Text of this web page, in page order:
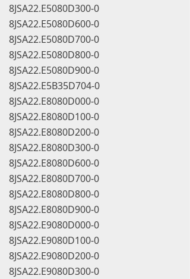
8JSA22.E5080D300-0
8JSA22.E5080D600-0
8JSA22.E5080D700-0
8JSA22.E5080D800-0
8JSA22.E5080D900-0
8JSA22.E5B35D704-0
8JSA22.E8080D000-0
8JSA22.E8080D100-0
8JSA22.E8080D200-0
8JSA22.E8080D300-0
8JSA22.E8080D600-0
8JSA22.E8080D700-0
8JSA22.E8080D800-0
8JSA22.E8080D900-0
8JSA22.E9080D000-0
8JSA22.E9080D100-0
8JSA22.E9080D200-0
8JSA22.E9080D300-0